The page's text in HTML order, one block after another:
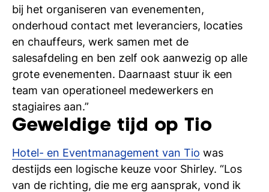
bij het organiseren van evenementen,
onderhoud contact met leveranciers, locaties
en chauffeurs, werk samen met de
salesafdeling en ben zelf ook aanwezig op alle
grote evenementen. Daarnaast stuur ik een
team van operationeel medewerkers en
stagiaires aan.”
Geweldige tijd op Tio
Hotel- en Eventmanagement van Tio was
destijds een logische keuze voor Shirley. “Los
van de richting, die me erg aansprak, vond ik